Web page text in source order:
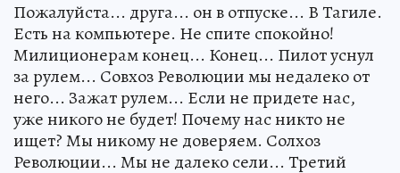
Пожалуйста... друга... он в отпуске... В Тагиле.
Есть на компьютере. Не спите спокойно!
Милиционерам конец... Конец... Пилот уснул
за рулем... Совхоз Революции мы недалеко от
него... Зажат рулем... Если не придете нас,
уже никого не будет! Почему нас никто не
ищет? Мы никому не доверяем. Солхоз
Революции... Мы не далеко сели... Третий